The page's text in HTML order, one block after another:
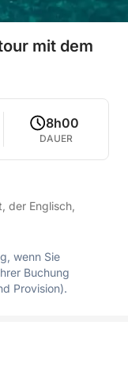
mit dem
8h00
DAUER
der Englisch,
wenn Sie
Buchung
Provision).